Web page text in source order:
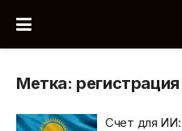
Метка: регистрация
Счет для ИИ: